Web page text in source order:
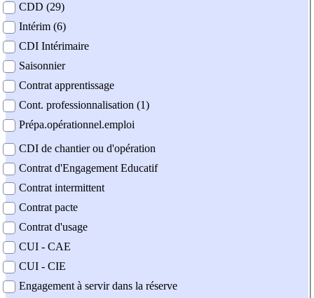
CDD (29)
Intérim (6)
CDI Intérimaire
Saisonnier
Contrat apprentissage
Cont. professionnalisation (1)
Prépa.opérationnel.emploi
CDI de chantier ou d'opération
Contrat d'Engagement Educatif
Contrat intermittent
Contrat pacte
Contrat d'usage
CUI - CAE
CUI - CIE
Engagement à servir dans la réserve